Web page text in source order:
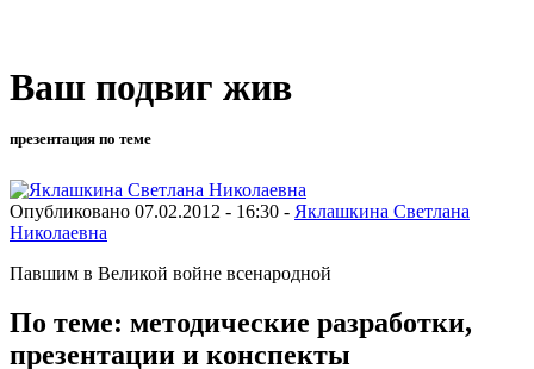
Ваш подвиг жив
презентация по теме
Опубликовано 07.02.2012 - 16:30 - Яклашкина Светлана
Николаевна
Павшим в Великой войне всенародной
По теме: методические разработки,
презентации и конспекты